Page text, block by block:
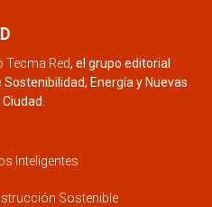
Tecma Red, el grupo editorial
Energía y Nuevas
Inteligentes
Sostenible